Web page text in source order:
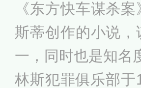
《东方快车谋杀
斯蒂创作的小说
一，同时也是知名
林斯犯罪俱乐部